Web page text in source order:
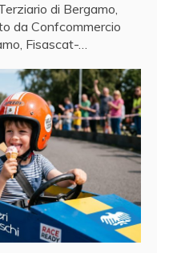
di Bergamo,
da Confcommercio
Fisascat-…